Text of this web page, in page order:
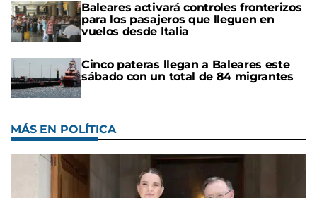
Baleares activará controles fronterizos
para los pasajeros que lleguen en
vuelos desde Italia
Cinco pateras llegan a Baleares este
sábado con un total de 84 migrantes
MÁS EN POLÍTICA